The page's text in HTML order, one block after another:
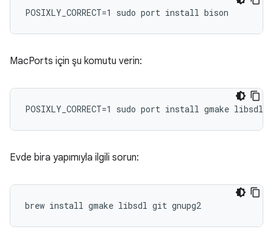
MacPorts için şu komutu verin:
Evde bira yapımıyla ilgili sorun: